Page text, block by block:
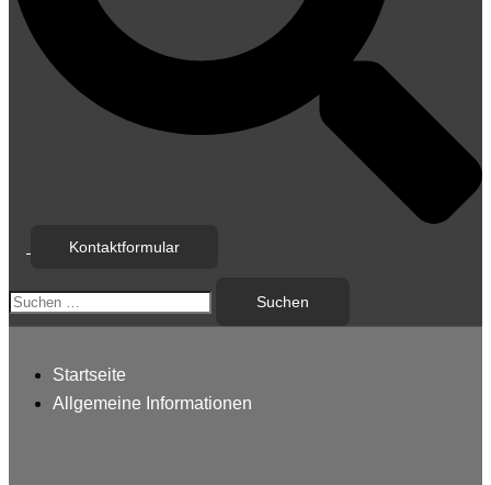
Kontaktformular
Suchen
nach:
Startseite
Allgemeine Informationen